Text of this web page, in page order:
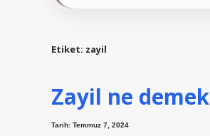
Etiket: zayil
Zayil ne demek
Tarih: Temmuz 7, 2024